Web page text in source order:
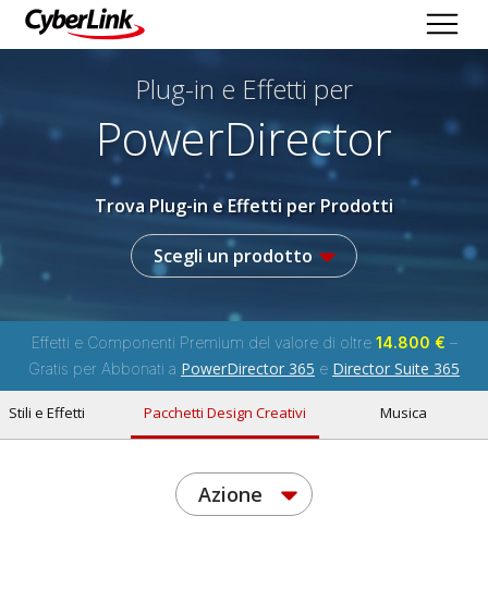
Plug-in e Effetti per
PowerDirector
Trova Plug-in e Effetti per Prodotti
Scegli un prodotto
Effetti e Componenti Premium del valore di oltre 14.800 € –
Gratis per Abbonati a PowerDirector 365 e Director Suite 365
Stili e Effetti Pacchetti Design Creativi Musica
Azione